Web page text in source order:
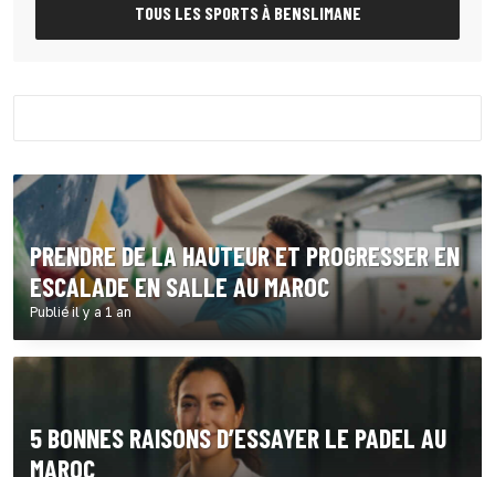
TOUS LES SPORTS À BENSLIMANE
PRENDRE DE LA HAUTEUR ET PROGRESSER EN
ESCALADE EN SALLE AU MAROC
Publié il y a 1 an
5 BONNES RAISONS D’ESSAYER LE PADEL AU
MAROC